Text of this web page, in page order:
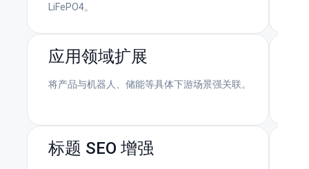
LiFePO4。
应用领域扩展
将产品与机器人、储能等具体下游场景强关联。
标题 SEO 增强